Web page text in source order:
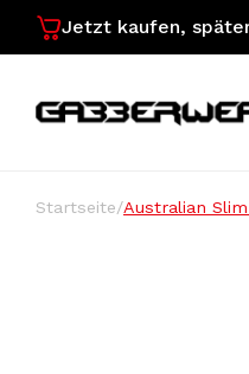
Jetzt kaufen,
Startseite/Australian